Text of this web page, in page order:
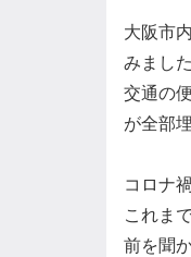
大阪市
みました
交通の
が全部
コロナ
これま
前を聞